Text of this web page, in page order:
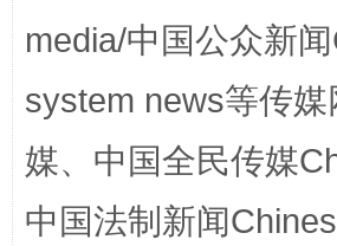
media/中国公众新
system news等传
媒、中国全民传媒
中国法制新闻